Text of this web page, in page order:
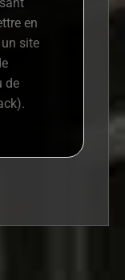
en
site
de
).